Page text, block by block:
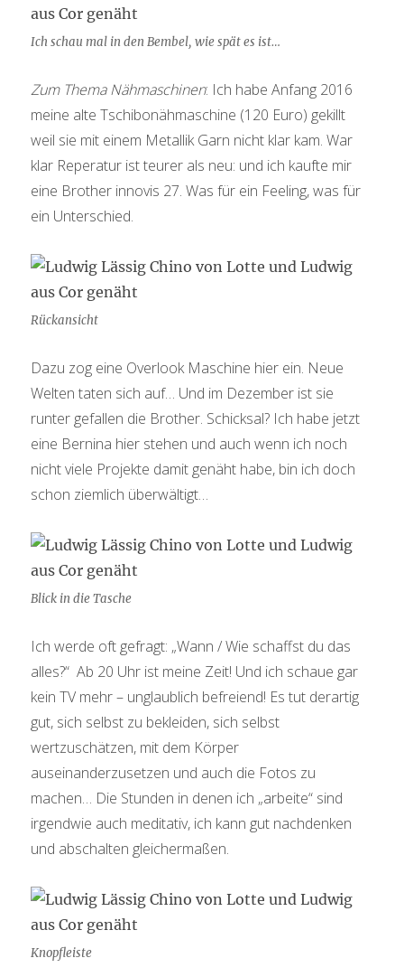
Ich schau mal in den Bembel, wie spät es ist…
Zum Thema Nähmaschinen: Ich habe Anfang 2016
meine alte Tschibonähmaschine (120 Euro) gekillt
weil sie mit einem Metallik Garn nicht klar kam. War
klar Reperatur ist teurer als neu: und ich kaufte mir
eine Brother innovis 27. Was für ein Feeling, was für
ein Unterschied.
Rückansicht
Dazu zog eine Overlook Maschine hier ein. Neue
Welten taten sich auf… Und im Dezember ist sie
runter gefallen die Brother. Schicksal? Ich habe jetzt
eine Bernina hier stehen und auch wenn ich noch
nicht viele Projekte damit genäht habe, bin ich doch
schon ziemlich überwältigt…
Blick in die Tasche
Ich werde oft gefragt: „Wann / Wie schaffst du das
alles?“ Ab 20 Uhr ist meine Zeit! Und ich schaue gar
kein TV mehr – unglaublich befreiend! Es tut derartig
gut, sich selbst zu bekleiden, sich selbst
wertzuschätzen, mit dem Körper
auseinanderzusetzen und auch die Fotos zu
machen… Die Stunden in denen ich „arbeite“ sind
irgendwie auch meditativ, ich kann gut nachdenken
und abschalten gleichermaßen.
Knopfleiste